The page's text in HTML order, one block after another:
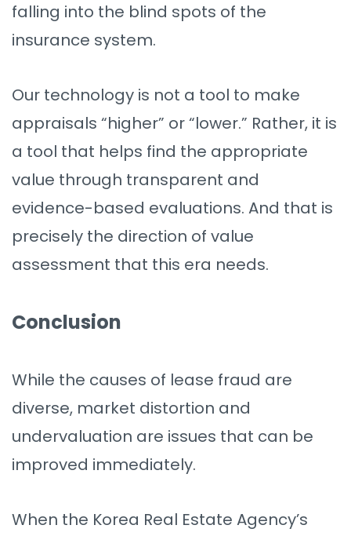
falling into the blind spots of the
insurance system.
Our technology is not a tool to make
appraisals “higher” or “lower.” Rather, it is
a tool that helps find the appropriate
value through transparent and
evidence-based evaluations. And that is
precisely the direction of value
assessment that this era needs.
Conclusion
While the causes of lease fraud are
diverse, market distortion and
undervaluation are issues that can be
improved immediately.
When the Korea Real Estate Agency’s